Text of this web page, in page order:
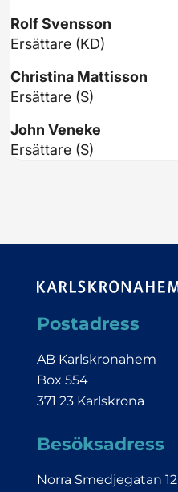
Rolf Svensson
Ersättare (KD)
Christina Mattisson
Ersättare (S)
John Veneke
Ersättare (S)
Postadress
AB Karlskronahem
Box 554
371 23 Karlskrona
Besöksadress
Norra Smedjegatan 12